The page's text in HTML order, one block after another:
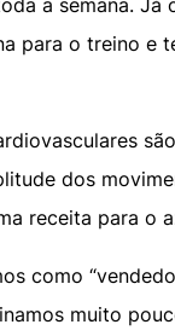
a semana.
para o treino e
dos
receita para o
como
muito